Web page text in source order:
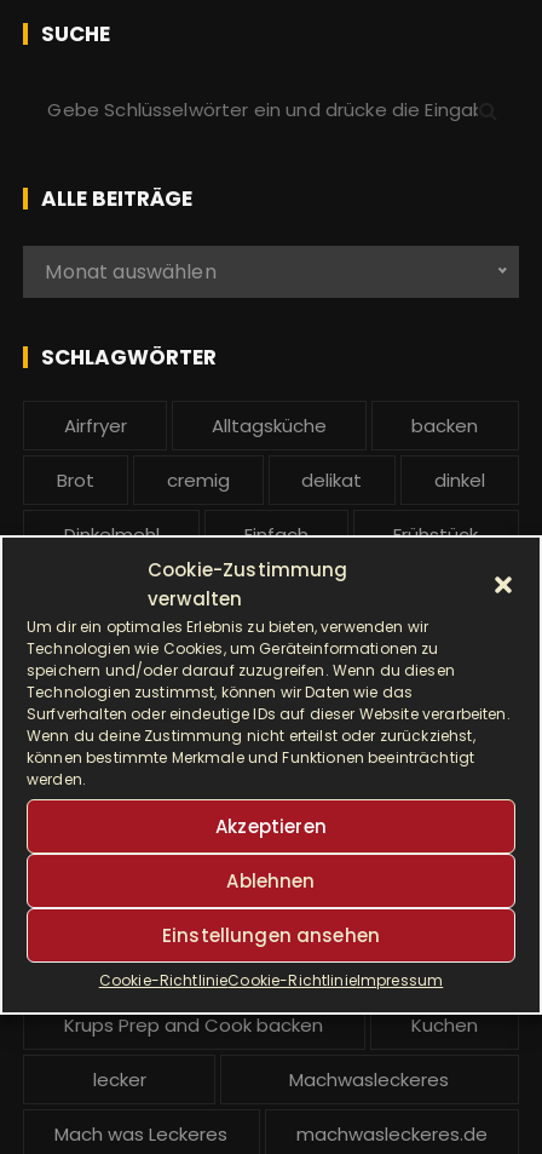
Cookie-Zustimmung
verwalten
Um dir ein optimales Erlebnis zu bieten, verwenden wir
Technologien wie Cookies, um Geräteinformationen zu
speichern und/oder darauf zuzugreifen. Wenn du diesen
Technologien zustimmst, können wir Daten wie das
Surfverhalten oder eindeutige IDs auf dieser Website verarbeiten.
Wenn du deine Zustimmung nicht erteilst oder zurückziehst,
können bestimmte Merkmale und Funktionen beeinträchtigt
werden.
Akzeptieren
Ablehnen
Einstellungen ansehen
Cookie-RichtlinieCookie-RichtlinieImpressum
SUCHE
h
e
n
c
:
ALLE BEITRÄGE
e
ä
Monat auswählen
SCHLAGWÖRTER
Airfryer Alltagsküche backen
Brot cremig delikat dinkel
Dinkelmehl Einfach Frühstück
Hauptgericht Hefe Hefeteig
HP5031 HP 5031
I Prep & Cook Gourmet kochen
Krups Krups Master Perfect Gourmet
Krups Prep & Cook
Krups Prep & Cook Rezepte
Krups Prep and Cook
Krups Prep and Cook backen Kuchen
lecker Machwasleckeres
Mach was Leckeres machwasleckeres.de